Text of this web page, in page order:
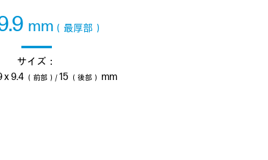
mm （最厚部）
サイズ：
x 9.4 （前部）/ 15 （後部） mm